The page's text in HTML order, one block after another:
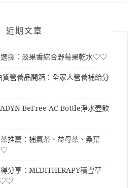
近期文章
擇：淡果香綜合野莓果乾水♡♡
營養品開箱：全家人營養補給分
BeFree AC Bottle淨水壺飲
推薦：補氣茶、益母茶、桑葉
分享：MEDITHERAPY積雪草
♡♡